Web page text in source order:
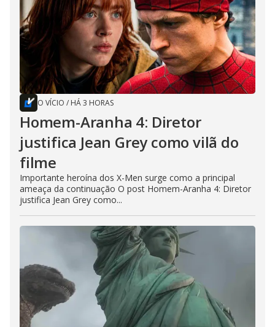
O VÍCIO / HÁ 3 HORAS
Homem-Aranha 4: Diretor
justifica Jean Grey como vilã do
filme
Importante heroína dos X-Men surge como a principal
ameaça da continuação O post Homem-Aranha 4: Diretor
justifica Jean Grey como...